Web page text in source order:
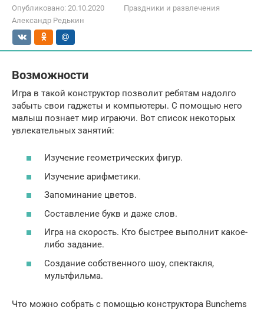
Опубликовано: 20.10.2020
Праздники и развлечения
Александр Редькин
Возможности
Игра в такой конструктор позволит ребятам надолго
забыть свои гаджеты и компьютеры. С помощью него
малыш познает мир играючи. Вот список некоторых
увлекательных занятий:
Изучение геометрических фигур.
Изучение арифметики.
Запоминание цветов.
Составление букв и даже слов.
Игра на скорость. Кто быстрее выполнит какое-
либо задание.
Создание собственного шоу, спектакля,
мультфильма.
Что можно собрать с помощью конструктора Bunchems